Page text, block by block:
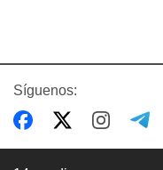
Síguenos: